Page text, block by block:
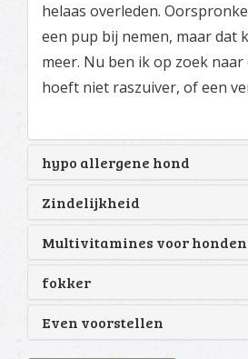
helaas overleden.
een pup bij nemen, maar dat
meer. Nu ben ik op zoek
hoeft niet raszuiver, of een
hypo allergene hond
Zindelijkheid
Multivitamines voor honden
fokker
Even voorstellen